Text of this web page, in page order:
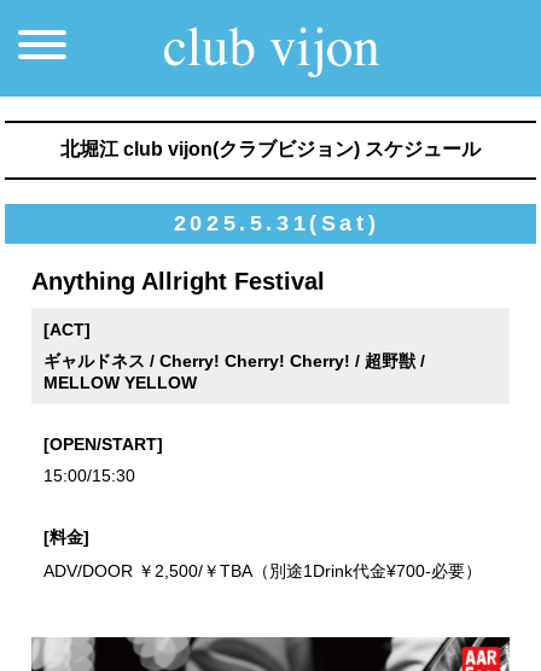
北堀江 club vijon(クラブビジョン) スケジュール
2025.5.31(Sat)
Anything Allright Festival
[ACT]
ギャルドネス / Cherry! Cherry! Cherry! / 超野獣 /
MELLOW YELLOW
[OPEN/START]
15:00/15:30
[料金]
ADV/DOOR ￥2,500/￥TBA（別途1Drink代金¥700-必要）